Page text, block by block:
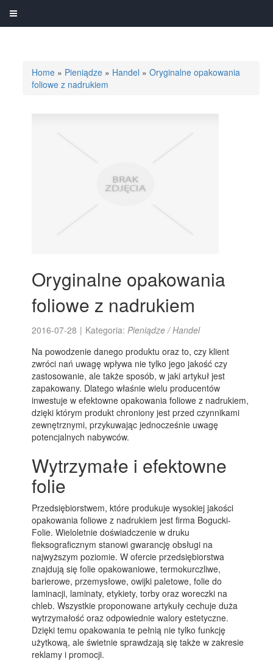
Home » Pieniądze » Handel »Oryginalne opakowania
foliowe z nadrukiem
Oryginalne opakowania
foliowe z nadrukiem
2016-07-28 | Kategoria:Pieniądze / Handel
Na powodzenie danego produktu oraz to, czy klient
zwróci nań uwagę wpływa nie tylko jego jakość czy
zastosowanie, ale także sposób, w jaki artykuł jest
zapakowany. Dlatego właśnie wielu producentów
inwestuje w efektowne opakowania foliowe z nadrukiem,
dzięki którym produkt chroniony jest przed czynnikami
zewnętrznymi, przykuwając jednocześnie uwagę
potencjalnych nabywców.
Wytrzymałe i efektowne
folie
Przedsiębiorstwem, które produkuje wysokiej jakości
opakowania foliowe z nadrukiem jest firma Bogucki-
Folie. Wieloletnie doświadczenie w druku
fleksograficznym stanowi gwarancję obsługi na
najwyższym poziomie. W ofercie przedsiębiorstwa
znajdują się folie opakowaniowe, termokurczliwe,
barierowe, przemysłowe, owijki paletowe, folie do
laminacji, laminaty, etykiety, torby oraz woreczki na
chleb. Wszystkie proponowane artykuły cechuje duża
wytrzymałość oraz odpowiednie walory estetyczne.
Dzięki temu opakowania te pełnią nie tylko funkcję
użytkową, ale świetnie sprawdzają się także w zakresie
reklamy i promocji.